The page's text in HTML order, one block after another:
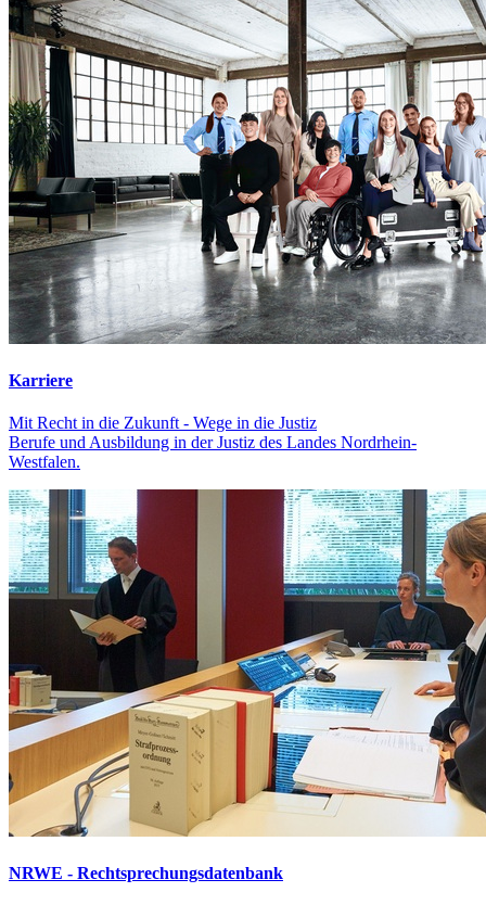
Karriere
Mit Recht in die Zukunft - Wege in die Justiz
Berufe und Ausbildung in der Justiz des Landes Nordrhein-
Westfalen.
NRWE - Rechtsprechungs­datenbank